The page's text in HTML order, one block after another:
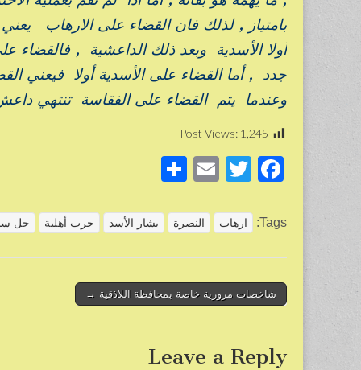
بامتياز , لذلك فان القضاء على الارهاب
أولا الأسدية وبعد ذلك الداعشية , فالقضاء
جدد , أما القضاء على الأسدية أولا فيعني
وعندما يتم القضاء على الفقاسة تنتهي
Post Views: 1,245
F
c
o
k
T
tt
E
ail
ar
Tags: ارهاب النصرة بشار الأسد حرب أهلية حل
Post
شاخصات مرورية خاصة بمحافظة اللاذقية →
Leave a Reply